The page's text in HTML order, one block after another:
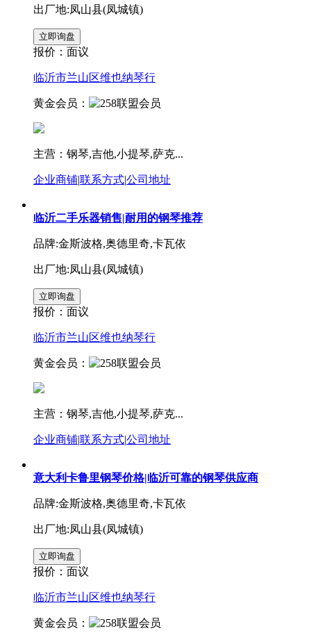
出厂地:凤山县(凤城镇)
报价： 面议
临沂市兰山区维也纳琴行
黄金会员：
主营：钢琴,吉他,小提琴,萨克...
企业商铺|联系方式|公司地址
临沂二手乐器销售|耐用的钢琴推荐
品牌:金斯波格,奥德里奇,卡瓦依
出厂地:凤山县(凤城镇)
报价： 面议
临沂市兰山区维也纳琴行
黄金会员：
主营：钢琴,吉他,小提琴,萨克...
企业商铺|联系方式|公司地址
意大利卡鲁里钢琴价格|临沂可靠的钢琴供应商
品牌:金斯波格,奥德里奇,卡瓦依
出厂地:凤山县(凤城镇)
报价： 面议
临沂市兰山区维也纳琴行
黄金会员：